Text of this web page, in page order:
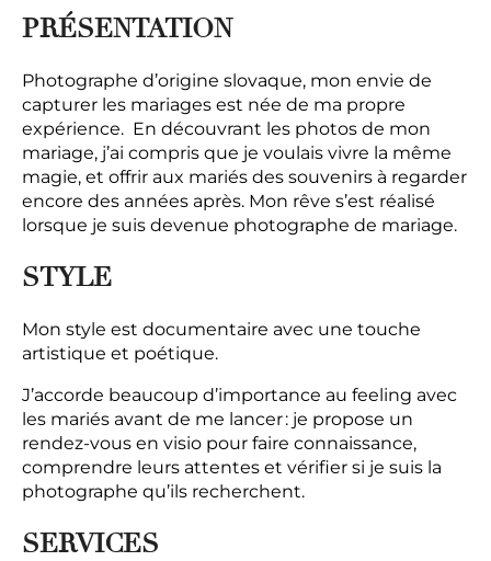
PRÉSENTATION
Photographe d’origine slovaque, mon envie de
capturer les mariages est née de ma propre
expérience. En découvrant les photos de mon
mariage, j’ai compris que je voulais vivre la même
magie, et offrir aux mariés des souvenirs à regarder
encore des années après. Mon rêve s’est réalisé
lorsque je suis devenue photographe de mariage.
STYLE
Mon style est documentaire avec une touche
artistique et poétique.
J’accorde beaucoup d’importance au feeling avec
les mariés avant de me lancer : je propose un
rendez-vous en visio pour faire connaissance,
comprendre leurs attentes et vérifier si je suis la
photographe qu’ils recherchent.
SERVICES